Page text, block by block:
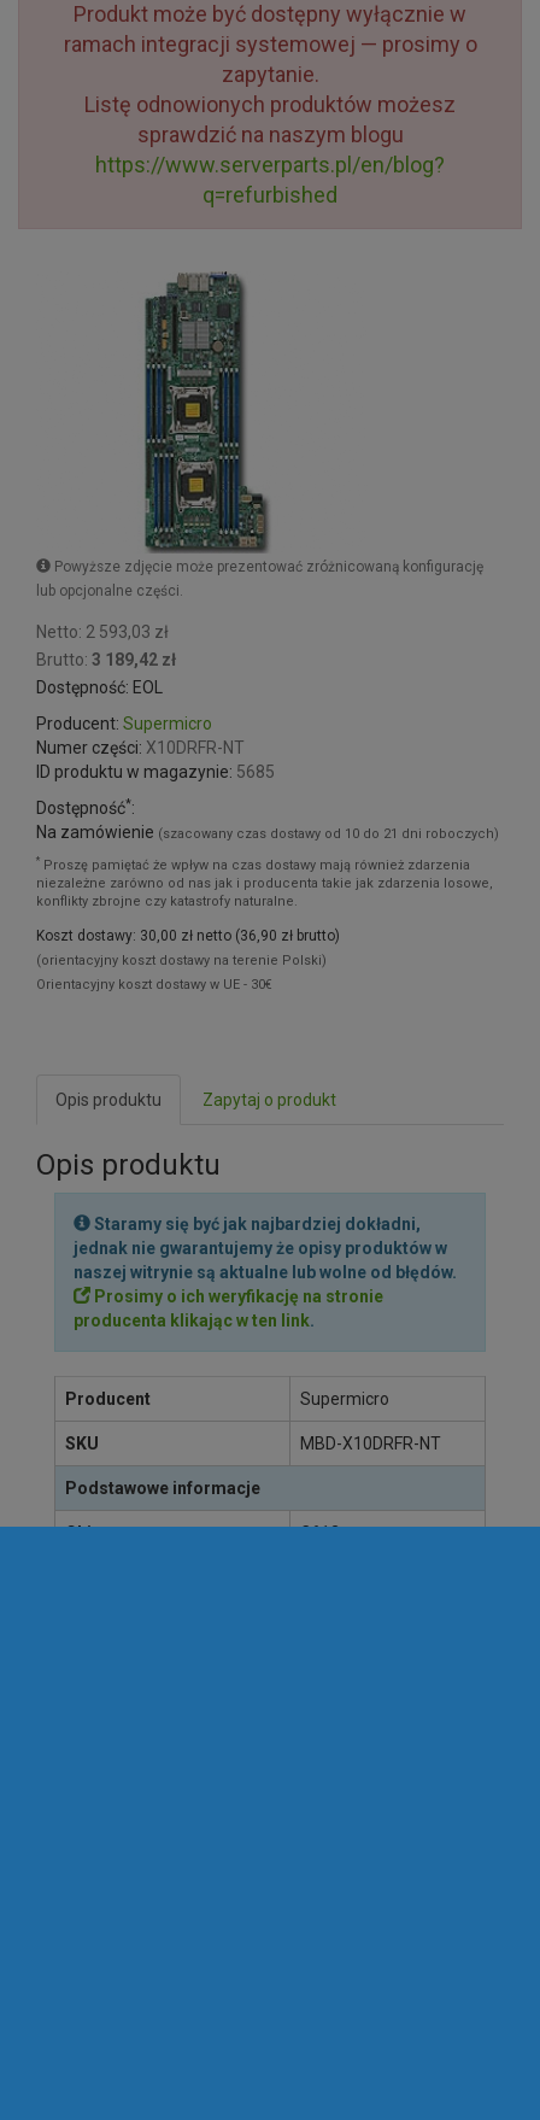
Produkt może być dostępny wyłącznie w
ramach integracji systemowej — prosimy o
zapytanie.
Listę odnowionych produktów możesz
sprawdzić na naszym blogu
https://www.serverparts.pl/en/blog?
q=refurbished
Powyższe zdjęcie może prezentować zróżnicowaną konfigurację
lub opcjonalne części.
Netto: 2 593,03 zł
Brutto: 3 189,42 zł
Dostępność: EOL
Producent: Supermicro
Numer części: X10DRFR-NT
ID produktu w magazynie: 5685
Dostępność*:
Na zamówienie (szacowany czas dostawy od 10 do 21 dni roboczych)
* Proszę pamiętać że wpływ na czas dostawy mają również zdarzenia
niezależne zarówno od nas jak i producenta takie jak zdarzenia losowe,
konflikty zbrojne czy katastrofy naturalne.
Koszt dostawy: 30,00 zł netto (36,90 zł brutto)
(orientacyjny koszt dostawy na terenie Polski)
Orientacyjny koszt dostawy w UE - 30€
Opis produktu Zapytaj o produkt
Opis produktu
Staramy się być jak najbardziej dokładni,
jednak nie gwarantujemy że opisy produktów w
naszej witrynie są aktualne lub wolne od błędów.
Prosimy o ich weryfikację na stronie
producenta klikając w ten link.
Producent Supermicro
SKU MBD-X10DRFR-NT
Podstawowe informacje
Chipset C612